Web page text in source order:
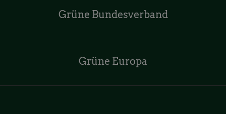
Grüne Bundesverband
Grüne Europa